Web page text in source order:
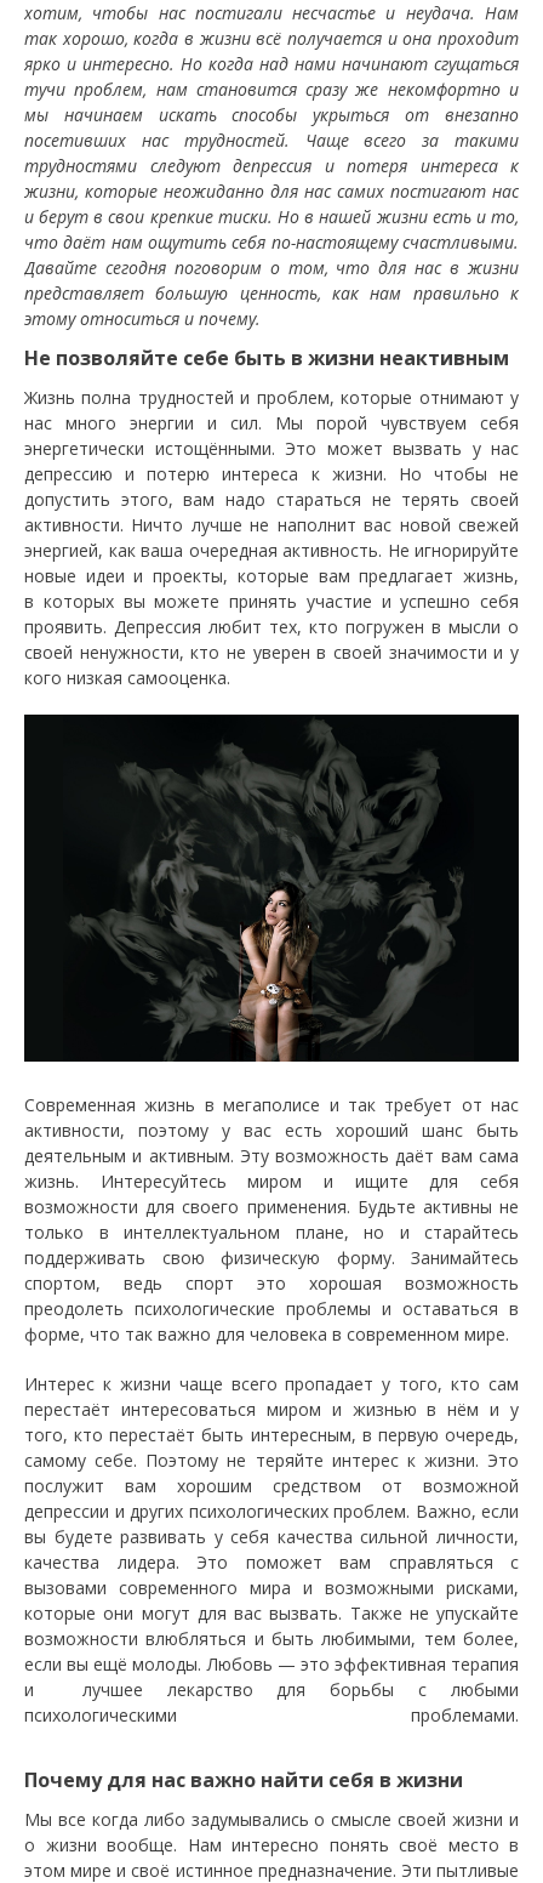
хотим, чтобы нас постигали несчастье и неудача. Нам
так хорошо, когда в жизни всё получается и она проходит
ярко и интересно. Но когда над нами начинают сгущаться
тучи проблем, нам становится сразу же некомфортно и
мы начинаем искать способы укрыться от внезапно
посетивших нас трудностей. Чаще всего за такими
трудностями следуют депрессия и потеря интереса к
жизни, которые неожиданно для нас самих постигают нас
и берут в свои крепкие тиски. Но в нашей жизни есть и то,
что даёт нам ощутить себя по-настоящему счастливыми.
Давайте сегодня поговорим о том, что для нас в жизни
представляет большую ценность, как нам правильно к
этому относиться и почему.
Не позволяйте себе быть в жизни неактивным
Жизнь полна трудностей и проблем, которые отнимают у
нас много энергии и сил. Мы порой чувствуем себя
энергетически истощёнными. Это может вызвать у нас
депрессию и потерю интереса к жизни. Но чтобы не
допустить этого, вам надо стараться не терять своей
активности. Ничто лучше не наполнит вас новой свежей
энергией, как ваша очередная активность. Не игнорируйте
новые идеи и проекты, которые вам предлагает жизнь,
в которых вы можете принять участие и успешно себя
проявить. Депрессия любит тех, кто погружен в мысли о
своей ненужности, кто не уверен в своей значимости и у
кого низкая самооценка.
Современная жизнь в мегаполисе и так требует от нас
активности, поэтому у вас есть хороший шанс быть
деятельным и активным. Эту возможность даёт вам сама
жизнь. Интересуйтесь миром и ищите для себя
возможности для своего применения. Будьте активны не
только в интеллектуальном плане, но и старайтесь
поддерживать свою физическую форму. Занимайтесь
спортом, ведь спорт это хорошая возможность
преодолеть психологические проблемы и оставаться в
форме, что так важно для человека в современном мире.
Интерес к жизни чаще всего пропадает у того, кто сам
перестаёт интересоваться миром и жизнью в нём и у
того, кто перестаёт быть интересным, в первую очередь,
самому себе. Поэтому не теряйте интерес к жизни. Это
послужит вам хорошим средством от возможной
депрессии и других психологических проблем. Важно, если
вы будете развивать у себя качества сильной личности,
качества лидера. Это поможет вам справляться с
вызовами современного мира и возможными рисками,
которые они могут для вас вызвать. Также не упускайте
возможности влюбляться и быть любимыми, тем более,
если вы ещё молоды. Любовь — это эффективная терапия
и лучшее лекарство для борьбы с любыми
психологическими проблемами.
Почему для нас важно найти себя в жизни
Мы все когда либо задумывались о смысле своей жизни и
о жизни вообще. Нам интересно понять своё место в
этом мире и своё истинное предназначение. Эти пытливые